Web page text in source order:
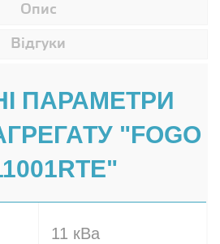
Опис
Відгуки
ПАРАМЕТРИ
"FOGO
11 кВа